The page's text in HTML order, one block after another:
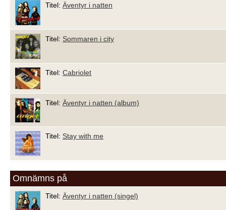
Titel: Äventyr i natten
Titel: Sommaren i city
Titel: Cabriolet
Titel: Äventyr i natten (album)
Titel: Stay with me
Omnämns på
Titel: Äventyr i natten (singel)